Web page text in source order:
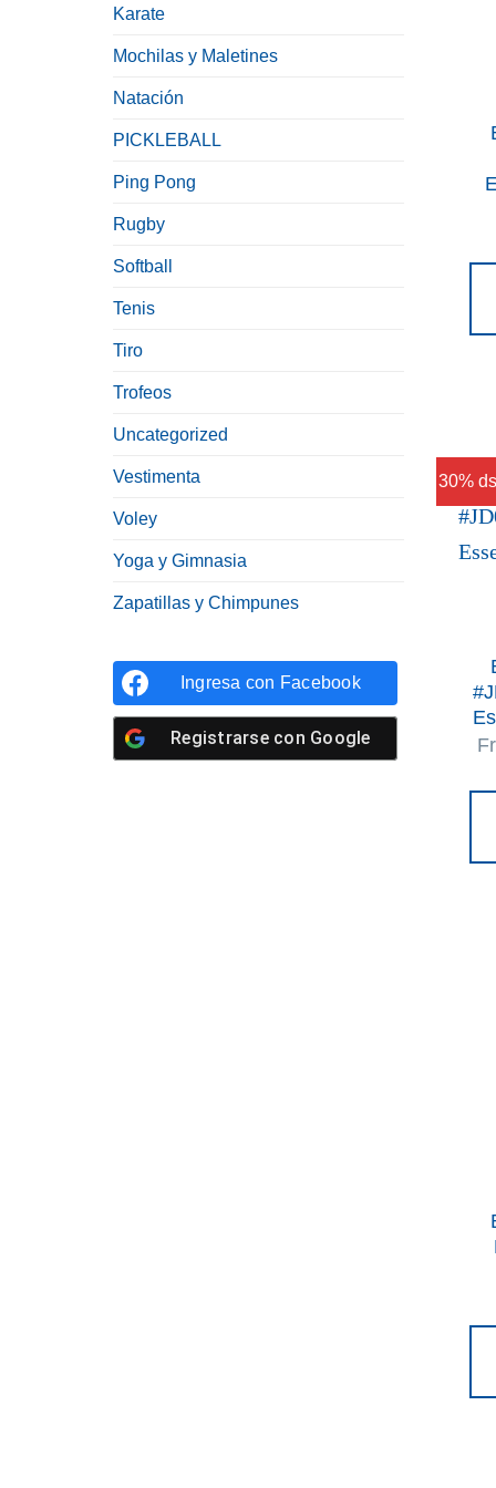
Karate
Mochilas y Maletines
Natación
PICKLEBALL
Ping Pong
Rugby
Softball
Tenis
Tiro
Trofeos
Uncategorized
Vestimenta
Voley
Yoga y Gimnasia
Zapatillas y Chimpunes
Ingresa con Facebook
Registrarse con Google
30%